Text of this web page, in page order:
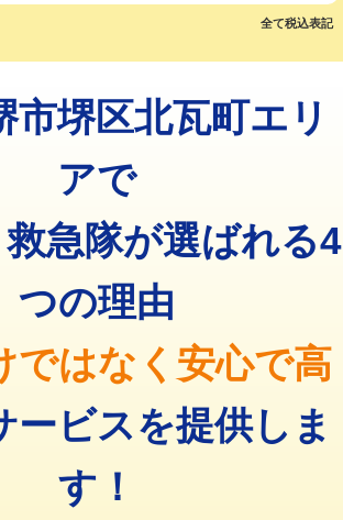
削・埋め戻し作業） 11,000円~
㎝以上） 66,000円
（厚さ10㎝超え）
さ10㎝まで） 27,500円
16,500円
現場見積
まで 33,000円
用/3m超え +3,300円
防水処理・清掃・修
11,000円
防水処理・清掃・修
22,000円
防水処理・清掃・修
加工など（重作業）
33,000円
8,800円～
全て税込表記
市堺区北瓦町エリ
アで
急隊が選ばれる4
つの理由
ではなく安心で高
ービスを提供しま
す！